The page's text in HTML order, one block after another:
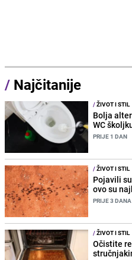
/ Najčitanije
/ŽIVOT I STIL
Bolja
WC
PRIJE 1 DAN
/ŽIVOT I STIL
Pojavili
ovo su
PRIJE 3 DANA
/ŽIVOT I STIL
Očistite